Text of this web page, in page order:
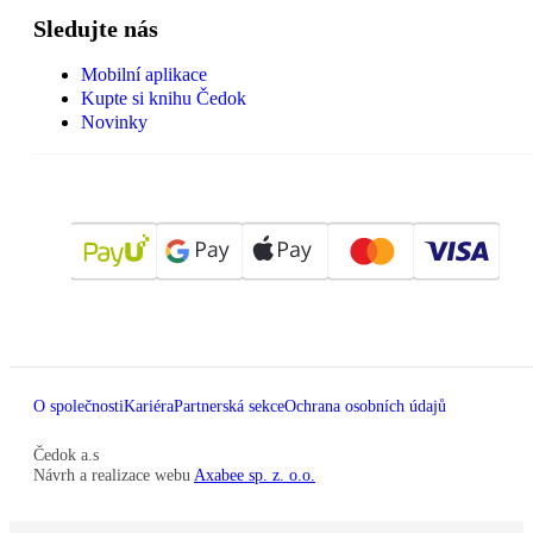
Sledujte nás
Mobilní aplikace
Kupte si knihu Čedok
Novinky
O společnostiKariéraPartnerská sekceOchrana osobních údajů
Čedok a.s
Návrh a realizace webu Axabee sp. z. o.o.